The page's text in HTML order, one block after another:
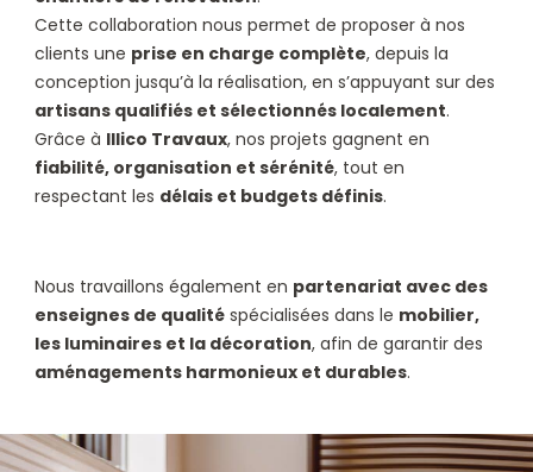
Cette collaboration nous permet de proposer à nos
clients une prise en charge complète, depuis la
conception jusqu’à la réalisation, en s’appuyant sur des
artisans qualifiés et sélectionnés localement.
Grâce à Illico Travaux, nos projets gagnent en
fiabilité, organisation et sérénité, tout en
respectant les délais et budgets définis.
Nous travaillons également en partenariat avec des
enseignes de qualité spécialisées dans le mobilier,
les luminaires et la décoration, afin de garantir des
aménagements harmonieux et durables.